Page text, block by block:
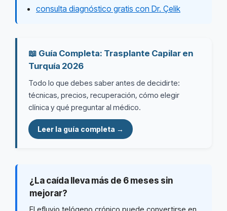
consulta diagnóstico gratis con Dr. Çelik
📖 Guía Completa: Trasplante Capilar en
Turquía 2026
Todo lo que debes saber antes de decidirte:
técnicas, precios, recuperación, cómo elegir
clínica y qué preguntar al médico.
Leer la guía completa →
¿La caída lleva más de 6 meses sin
mejorar?
El efluvio telógeno crónico puede convertirse en